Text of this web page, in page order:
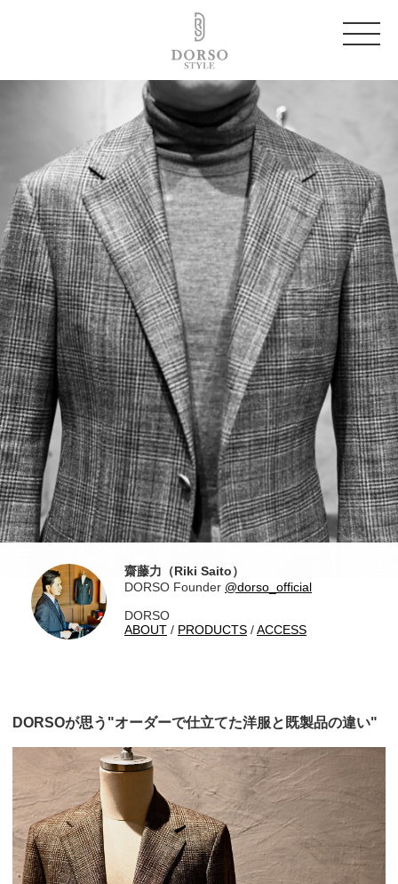
齋藤力（Riki Saito）
DORSO Founder @dorso_official
DORSO
ABOUT / PRODUCTS /ACCESS
DORSOが思う"オーダーで仕立てた洋服と既製品の違い"